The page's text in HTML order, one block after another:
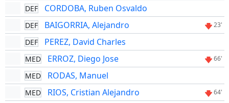
DEF CORDOBA, Ruben Osvaldo
DEF BAIGORRIA, Alejandro 23'
DEF PEREZ, David Charles
MED ERROZ, Diego Jose 66'
MED RODAS, Manuel
MED RIOS, Cristian Alejandro 64'